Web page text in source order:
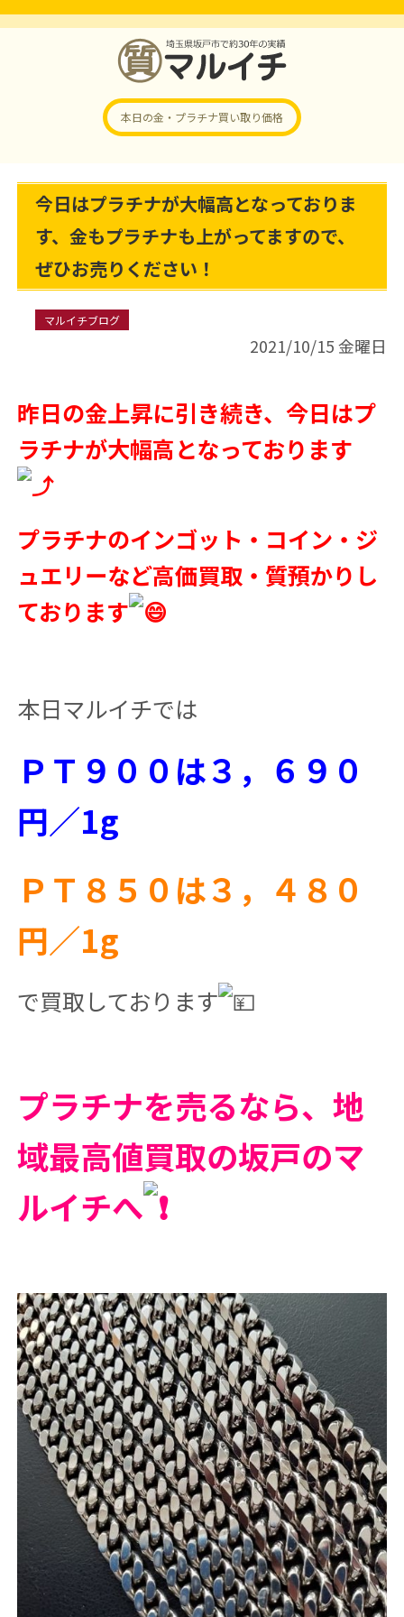
本日の金・プラチナ買い取り価格
今日はプラチナが大幅高となっておりま
す、金もプラチナも上がってますので、
ぜひお売りください！
マルイチブログ
2021/10/15 金曜日
昨日の金上昇に引き続き、今日はプ
ラチナが大幅高となっております
プラチナのインゴット・コイン・ジ
ュエリーなど高価買取・質預かりし
ております
本日マルイチでは
ＰＴ９００は３，６９０
円／1g
ＰＴ８５０は３，４８０
円／1g
で買取しております
プラチナを売るなら、地
域最高値買取の坂戸のマ
ルイチへ